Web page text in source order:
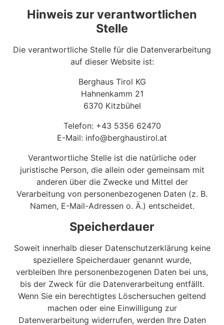
Hinweis zur verantwortlichen
Stelle
Die verantwortliche Stelle für die Datenverarbeitung
auf dieser Website ist:
Berghaus Tirol KG
Hahnenkamm 21
6370 Kitzbühel
Telefon: +43 5356 62470
E-Mail: info@berghaustirol.at
Verantwortliche Stelle ist die natürliche oder
juristische Person, die allein oder gemeinsam mit
anderen über die Zwecke und Mittel der
Verarbeitung von personenbezogenen Daten (z. B.
Namen, E-Mail-Adressen o. Ä.) entscheidet.
Speicherdauer
Soweit innerhalb dieser Datenschutzerklärung keine
speziellere Speicherdauer genannt wurde,
verbleiben Ihre personenbezogenen Daten bei uns,
bis der Zweck für die Datenverarbeitung entfällt.
Wenn Sie ein berechtigtes Löschersuchen geltend
machen oder eine Einwilligung zur
Datenverarbeitung widerrufen, werden Ihre Daten